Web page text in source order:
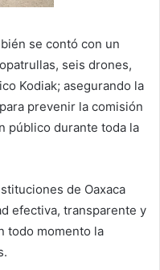
se contó con un
seis drones,
Kodiak; asegurando la
prevenir la comisión
público durante toda la
de Oaxaca
efectiva, transparente y
todo momento la